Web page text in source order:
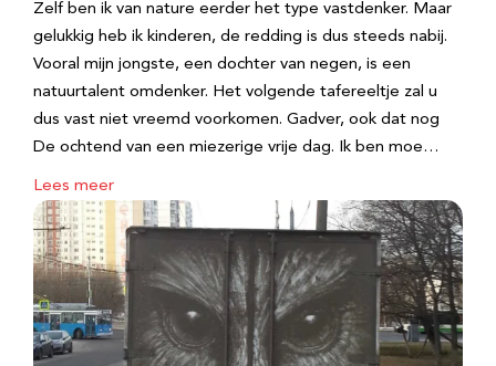
Zelf ben ik van nature eerder het type vastdenker. Maar
gelukkig heb ik kinderen, de redding is dus steeds nabij.
Vooral mijn jongste, een dochter van negen, is een
natuurtalent omdenker. Het volgende tafereeltje zal u
dus vast niet vreemd voorkomen. Gadver, ook dat nog
De ochtend van een miezerige vrije dag. Ik ben moe…
Lees meer